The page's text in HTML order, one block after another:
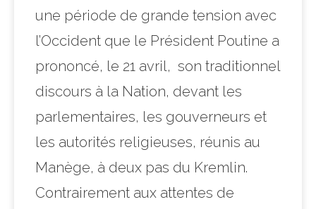
une période de grande tension avec
l’Occident que le Président Poutine a
prononcé, le 21 avril, son traditionnel
discours à la Nation, devant les
parlementaires, les gouverneurs et
les autorités religieuses, réunis au
Manège, à deux pas du Kremlin.
Contrairement aux attentes de